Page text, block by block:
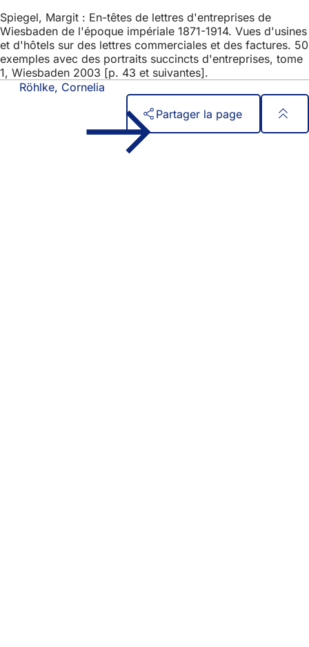
Spiegel, Margit : En-têtes de lettres d'entreprises de
Wiesbaden de l'époque impériale 1871-1914. Vues d'usines
et d'hôtels sur des lettres commerciales et des factures. 50
exemples avec des portraits succincts d'entreprises, tome
1, Wiesbaden 2003 [p. 43 et suivantes].
Röhlke, Cornelia
Partager la page